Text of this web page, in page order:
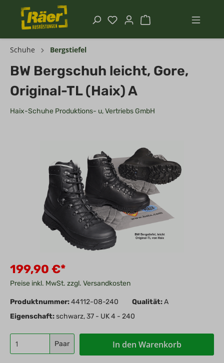
Schuhe Bergstiefel
BW Bergschuh leicht, Gore,
Original-TL (Haix) A
Haix-Schuhe Produktions- u, Vertriebs GmbH
199,90 €*
Preise inkl. MwSt. zzgl. Versandkosten
Produktnummer:44112-08-240 Qualität:A
Eigenschaft:schwarz, 37 - UK 4 - 240
Paar In den Warenkorb